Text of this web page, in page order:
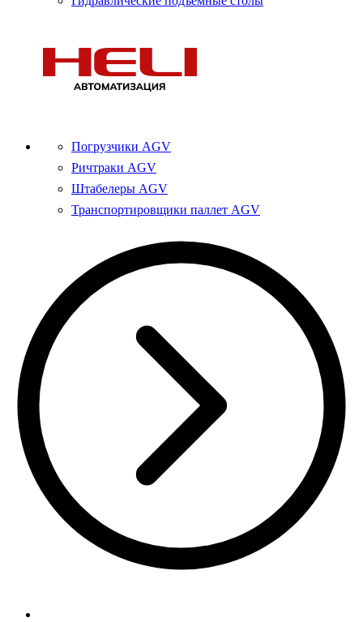
Погрузчики AGV
Ричтраки AGV
Штабелеры AGV
Транспортировщики паллет AGV